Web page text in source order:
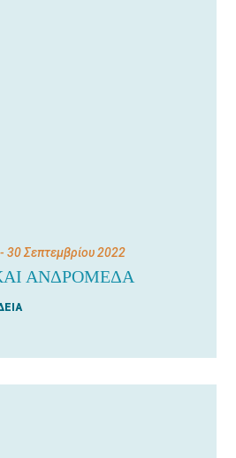
- 30 Σεπτεμβρίου 2022
ΑΝΔΡΟΜΕΔΑ